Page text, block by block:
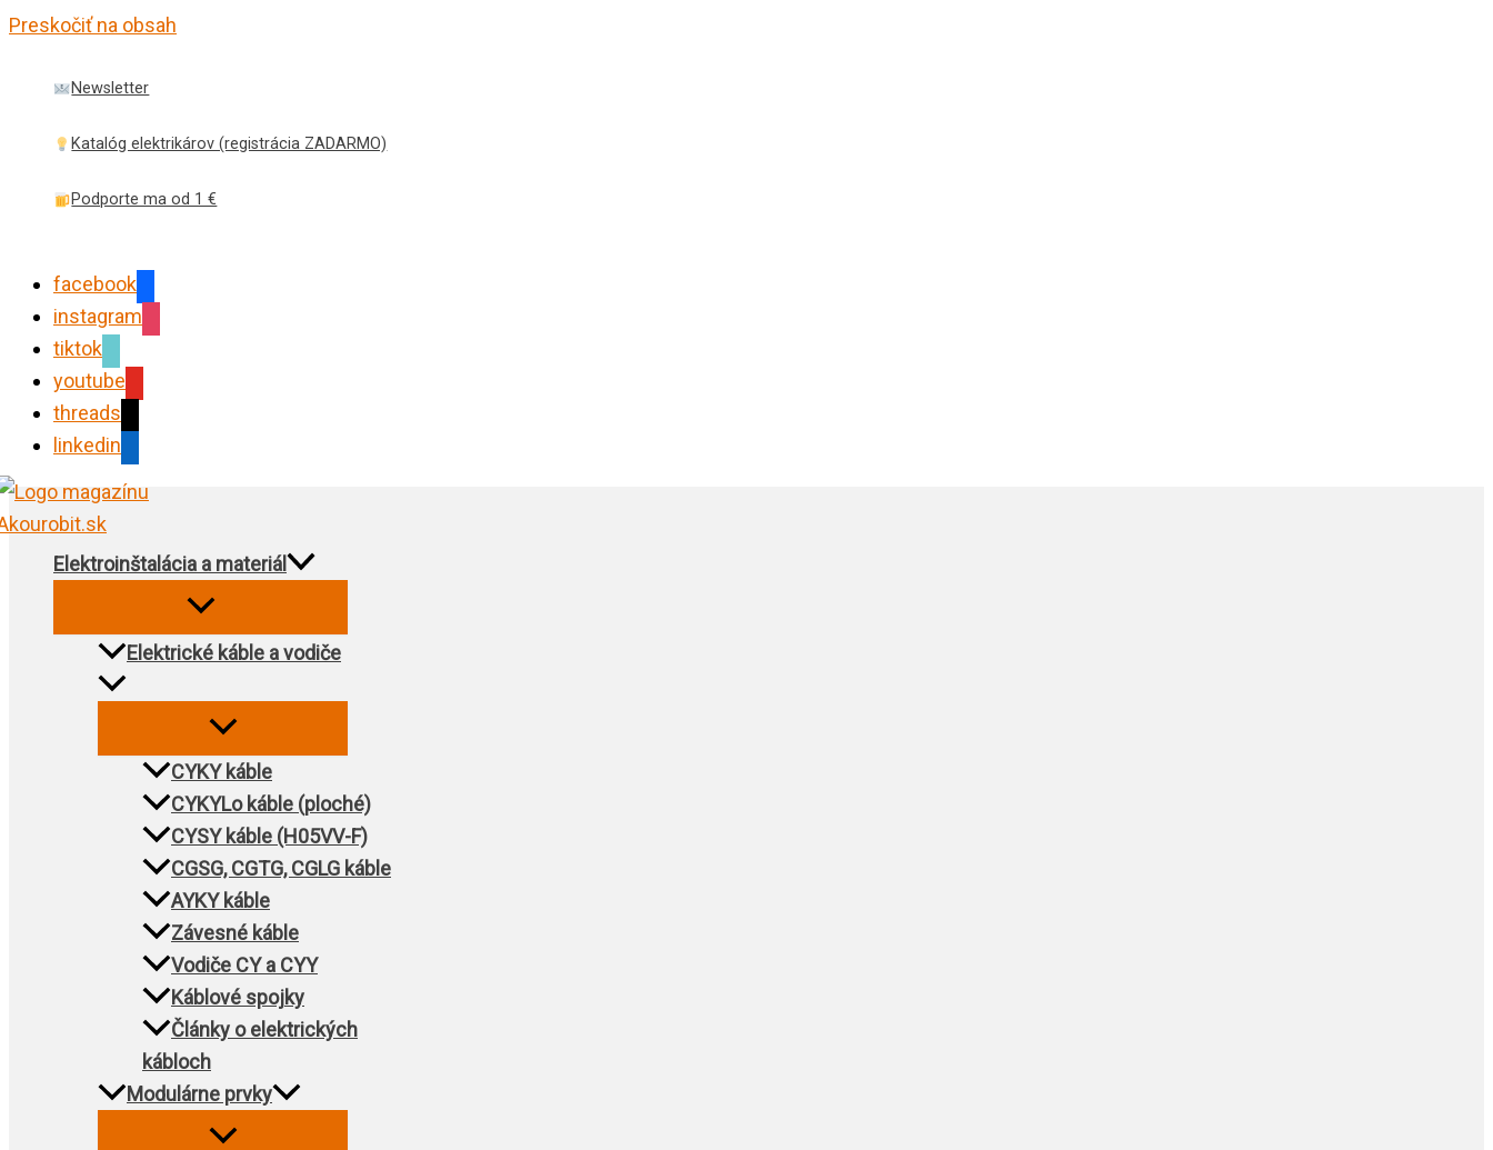
Preskočiť na obsah
Newsletter
Katalóg elektrikárov (registrácia ZADARMO)
Podporte ma od 1 €
facebook
instagram
tiktok
youtube
threads
linkedin
Elektroinštalácia a materiál
Elektrické káble a vodiče
CYKY káble
CYKYLo káble (ploché)
CYSY káble (H05VV-F)
CGSG, CGTG, CGLG káble
AYKY káble
Závesné káble
Vodiče CY a CYY
Káblové spojky
Články o elektrických
kábloch
Modulárne prvky